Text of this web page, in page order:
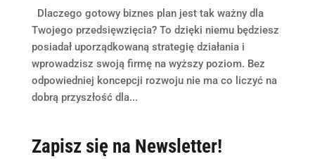
Dlaczego gotowy biznes plan jest tak ważny dla
Twojego przedsięwzięcia? To dzięki niemu będziesz
posiadał uporządkowaną strategię działania i
wprowadzisz swoją firmę na wyższy poziom. Bez
odpowiedniej koncepcji rozwoju nie ma co liczyć na
dobrą przyszłość dla...
Zapisz się na Newsletter!